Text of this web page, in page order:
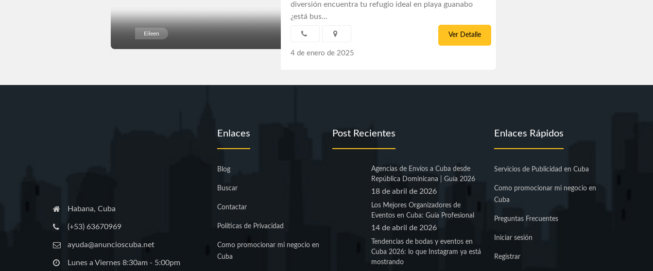
Eileen
diversión encuentra tu refugio ideal en playa guanabo
¿está bus...
4 de enero de 2025
Ver Detalle
Habana, Cuba
(+53) 63670969
ayuda@anuncioscuba.net
Lunes a Viernes 8:30am - 5:00pm
Enlaces
Blog
Buscar
Contactar
Políticas de Privacidad
Como promocionar mi negocio en
Cuba
Post Recientes
Agencias de Envíos a Cuba desde
República Dominicana | Guía 2026
18 de abril de 2026
Los Mejores Organizadores de
Eventos en Cuba: Guía Profesional
14 de abril de 2026
Tendencias de bodas y eventos en
Cuba 2026: lo que Instagram ya está
mostrando
Enlaces Rápidos
Servicios de Publicidad en Cuba
Como promocionar mi negocio en
Cuba
Preguntas Frecuentes
Iniciar sesión
Registrar